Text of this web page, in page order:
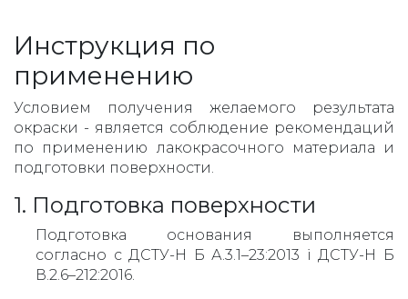
Инструкция по
применению
Условием получения желаемого результата
окраски - является соблюдение рекомендаций
по применению лакокрасочного материала и
подготовки поверхности.
1. Подготовка поверхности
Подготовка основания выполняется
согласно с ДСТУ-Н Б А.3.1–23:2013 і ДСТУ-Н Б
В.2.6–212:2016.